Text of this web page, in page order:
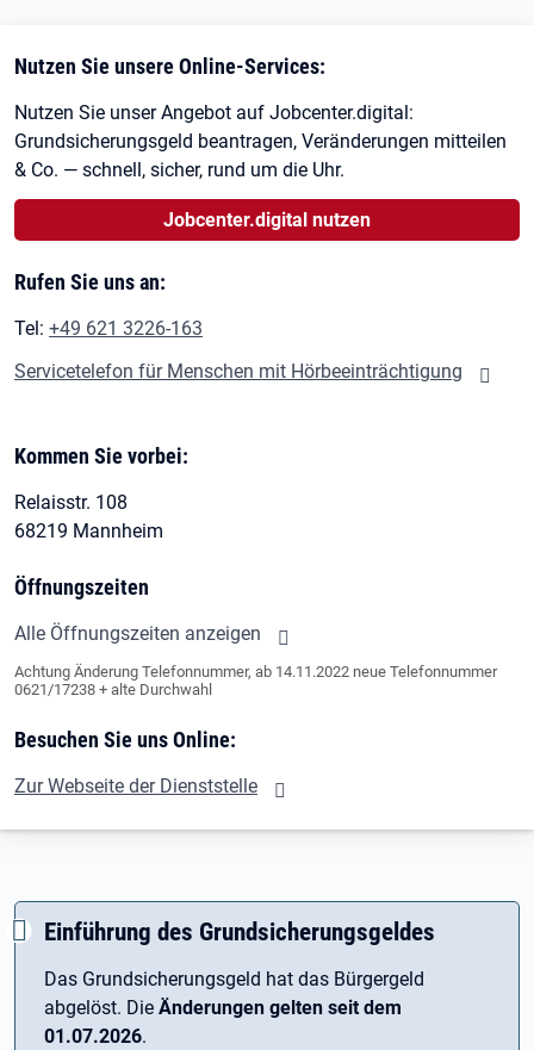
Nutzen Sie unsere Online-Services:
Nutzen Sie unser Angebot auf Jobcenter.digital:
Grundsicherungsgeld beantragen, Veränderungen mitteilen
& Co. — schnell, sicher, rund um die Uhr.
Jobcenter.digital nutzen
Rufen Sie uns an:
Tel: +49 621 3226-163
Servicetelefon für Menschen mit Hörbeeinträchtigung
Kommen Sie vorbei:
Relaisstr. 108
68219 Mannheim
Öffnungszeiten
Alle Öffnungszeiten anzeigen
Achtung Änderung Telefonnummer, ab 14.11.2022 neue Telefonnummer
0621/17238 + alte Durchwahl
Besuchen Sie uns Online:
Zur Webseite der Dienststelle
Einführung des Grundsicherungsgeldes
Das Grundsicherungsgeld hat das Bürgergeld
abgelöst. Die Änderungen gelten seit dem
01.07.2026.